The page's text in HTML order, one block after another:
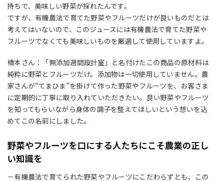
持ちで、美味しい野菜が採れたんです。
ですが、有機農法で育てた野菜やフルーツだけが良いものだとは
考えてはいないので、このジュースには有機農法で育てた野菜や
フルーツでなくても美味しいものを厳選して使用していますよ。
橋本さん：「無添加週間設計室」と名付けたこの商品の原材料は
純粋に野菜とフルーツだけ。添加物は一切使用していません。農
家さんが“てまひま”を掛けて作った野菜やフルーツを、お客さま
に定期的に丁寧に取り入れていただきたい。良い野菜やフルーツ
を知ってもらいながら身体の調子を整えてほしいという想いを込
めてこの名前にしました。
野菜やフルーツを口にする人たちにこそ農業の正し
い知識を
－有機農法で育てられた野菜やフルーツにこだわらずとも、この